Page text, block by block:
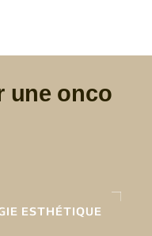
une onco
ESTHÉTIQUE